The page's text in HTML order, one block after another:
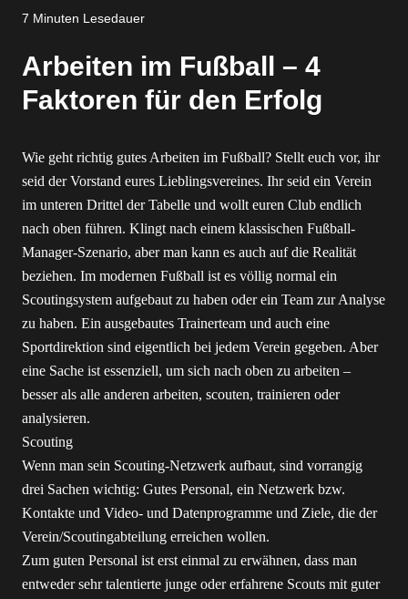
7 Minuten Lesedauer
Arbeiten im Fußball – 4
Faktoren für den Erfolg
Wie geht richtig gutes Arbeiten im Fußball? Stellt euch vor, ihr
seid der Vorstand eures Lieblingsvereines. Ihr seid ein Verein
im unteren Drittel der Tabelle und wollt euren Club endlich
nach oben führen. Klingt nach einem klassischen Fußball-
Manager-Szenario, aber man kann es auch auf die Realität
beziehen. Im modernen Fußball ist es völlig normal ein
Scoutingsystem aufgebaut zu haben oder ein Team zur Analyse
zu haben. Ein ausgebautes Trainerteam und auch eine
Sportdirektion sind eigentlich bei jedem Verein gegeben. Aber
eine Sache ist essenziell, um sich nach oben zu arbeiten –
besser als alle anderen arbeiten, scouten, trainieren oder
analysieren.
Scouting
Wenn man sein Scouting-Netzwerk aufbaut, sind vorrangig
drei Sachen wichtig: Gutes Personal, ein Netzwerk bzw.
Kontakte und Video- und Datenprogramme und Ziele, die der
Verein/Scoutingabteilung erreichen wollen.
Zum guten Personal ist erst einmal zu erwähnen, dass man
entweder sehr talentierte junge oder erfahrene Scouts mit guter